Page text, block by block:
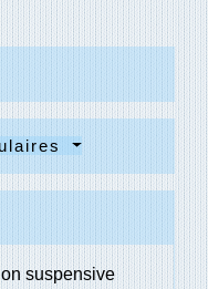
suspensive